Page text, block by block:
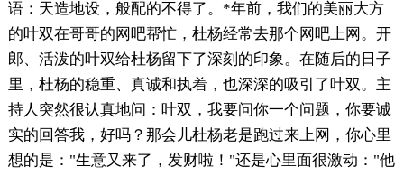
语：天造地设，般配的不得了。*年前，我们的美丽大方
的叶双在哥哥的网吧帮忙，杜杨经常去那个网吧上网。开
郎、活泼的叶双给杜杨留下了深刻的印象。在随后的日子
里，杜杨的稳重、真诚和执着，也深深的吸引了叶双。主
持人突然很认真地问：叶双，我要问你一个问题，你要诚
实的回答我，好吗？那会儿杜杨老是跑过来上网，你心里
想的是："生意又来了，发财啦！"还是心里面很激动："他